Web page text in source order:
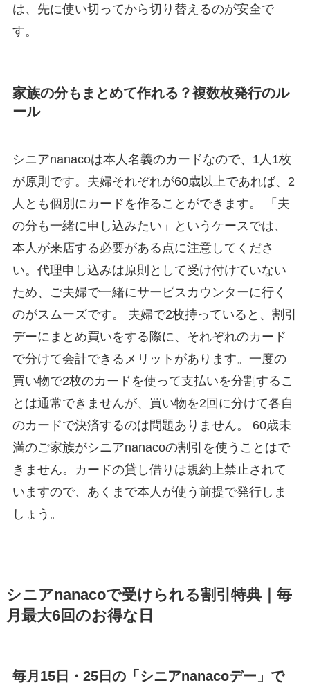
は、先に使い切ってから切り替えるのが安全で
す。
家族の分もまとめて作れる？複数枚発行のル
ール
シニアnanacoは本人名義のカードなので、1人1枚
が原則です。夫婦それぞれが60歳以上であれば、2
人とも個別にカードを作ることができます。 「夫
の分も一緒に申し込みたい」というケースでは、
本人が来店する必要がある点に注意してくださ
い。代理申し込みは原則として受け付けていない
ため、ご夫婦で一緒にサービスカウンターに行く
のがスムーズです。 夫婦で2枚持っていると、割引
デーにまとめ買いをする際に、それぞれのカード
で分けて会計できるメリットがあります。一度の
買い物で2枚のカードを使って支払いを分割するこ
とは通常できませんが、買い物を2回に分けて各自
のカードで決済するのは問題ありません。 60歳未
満のご家族がシニアnanacoの割引を使うことはで
きません。カードの貸し借りは規約上禁止されて
いますので、あくまで本人が使う前提で発行しま
しょう。
シニアnanacoで受けられる割引特典｜毎
月最大6回のお得な日
毎月15日・25日の「シニアnanacoデー」で